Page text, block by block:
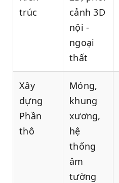
trúc
cảnh 3D
nội -
ngoại
thất
Xây
dựng
Phần
thô
Móng,
khung
xương,
hệ
thống
âm
tường